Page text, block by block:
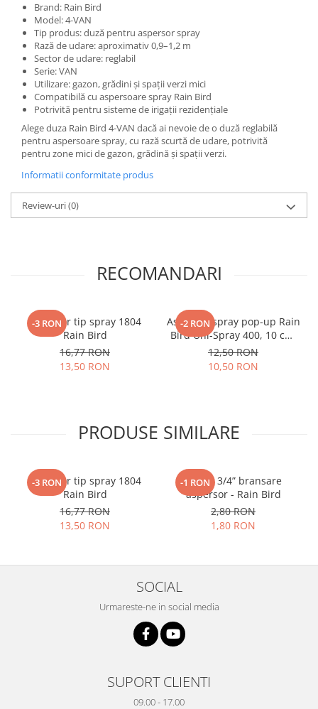
Brand: Rain Bird
Model: 4-VAN
Tip produs: duză pentru aspersor spray
Rază de udare: aproximativ 0,9–1,2 m
Sector de udare: reglabil
Serie: VAN
Utilizare: gazon, grădini și spații verzi mici
Compatibilă cu aspersoare spray Rain Bird
Potrivită pentru sisteme de irigații rezidențiale
Alege duza Rain Bird 4-VAN dacă ai nevoie de o duză reglabilă
pentru aspersoare spray, cu rază scurtă de udare, potrivită
pentru zone mici de gazon, grădină și spații verzi.
Informatii conformitate produs
Review-uri(0)
RECOMANDARI
-3 RON
Aspersor tip spray 1804
Rain Bird
16,77 RON
13,50 RON
-2 RON
Aspersor spray pop-up Rain
Bird Uni-Spray 400, 10 cm,
fără duză
12,50 RON
10,50 RON
PRODUSE SIMILARE
-3 RON
Aspersor tip spray 1804
Rain Bird
16,77 RON
13,50 RON
-1 RON
Cot FE 3/4” bransare
aspersor - Rain Bird
2,80 RON
1,80 RON
SOCIAL
Urmareste-ne in social media
SUPORT CLIENTI
09.00 - 17.00